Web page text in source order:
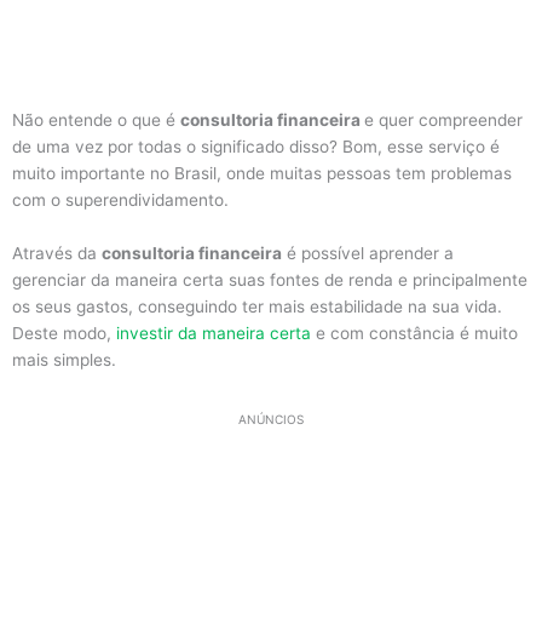
Não entende o que é consultoria financeira e quer compreender
de uma vez por todas o significado disso? Bom, esse serviço é
muito importante no Brasil, onde muitas pessoas tem problemas
com o superendividamento.
Através da consultoria financeira é possível aprender a
gerenciar da maneira certa suas fontes de renda e principalmente
os seus gastos, conseguindo ter mais estabilidade na sua vida.
Deste modo, investir da maneira certa e com constância é muito
mais simples.
ANÚNCIOS